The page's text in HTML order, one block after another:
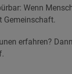
Wenn
Gemeinschaft.
erfahren?